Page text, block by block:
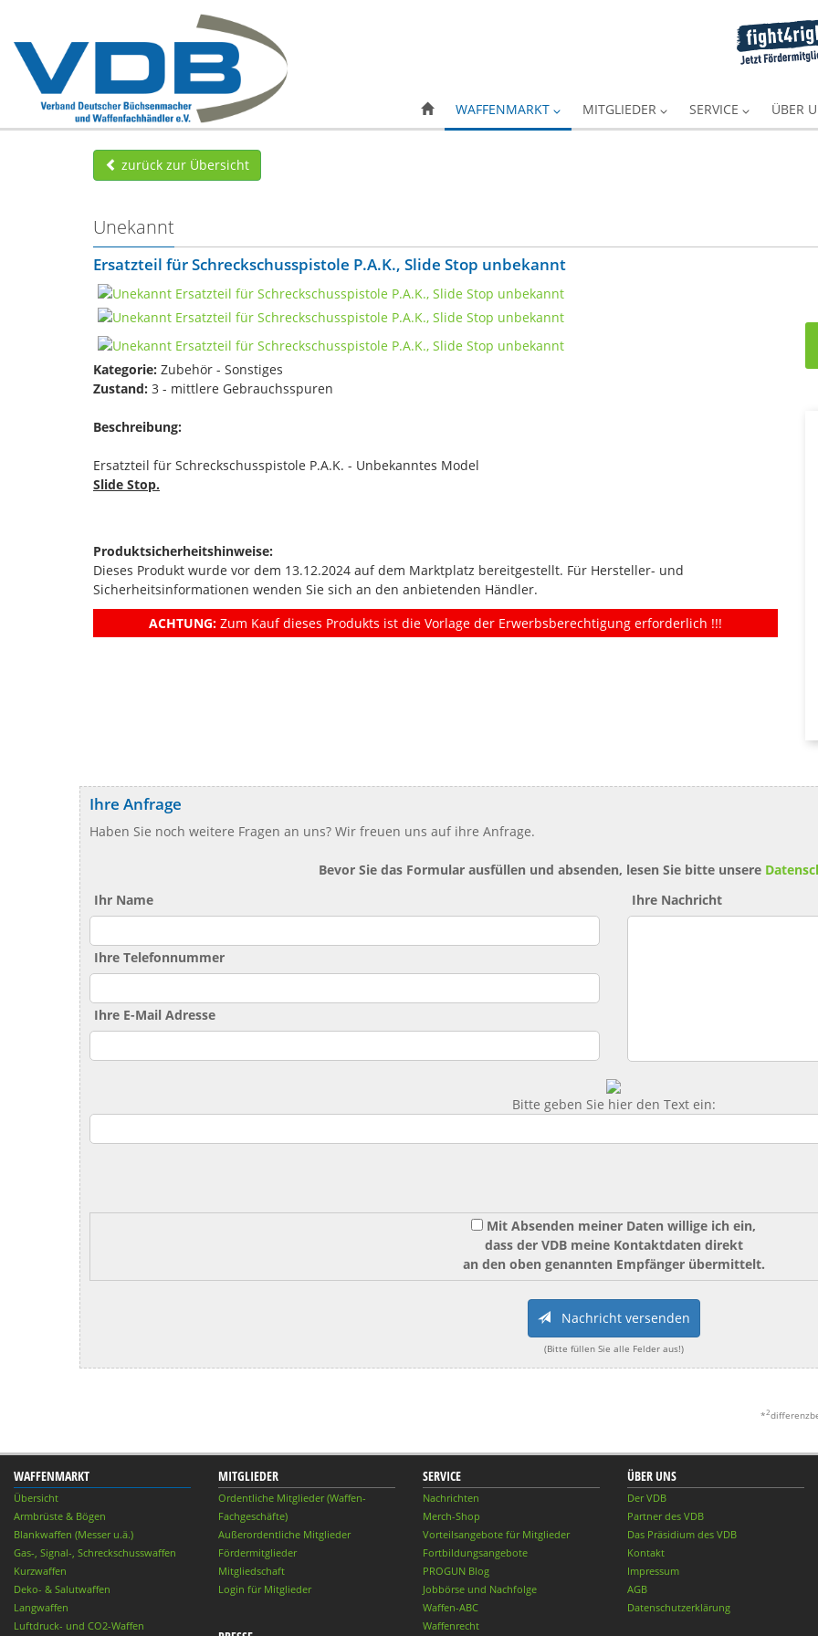
WAFFENMARKT MITGLIEDER SERVICE ÜBER
zurück zur Übersicht
Unekannt
Ersatzteil für Schreckschusspistole P.A.K., Slide Stop unbekannt
Kategorie: Zubehör - Sonstiges
Zustand: 3 - mittlere Gebrauchsspuren
Beschreibung:
Ersatzteil für Schreckschusspistole P.A.K. - Unbekanntes Model
Slide Stop.
Produktsicherheitshinweise:
Dieses Produkt wurde vor dem 13.12.2024 auf dem Marktplatz bereitgestellt. Für Hersteller- und
Sicherheitsinformationen wenden Sie sich an den anbietenden Händler.
ACHTUNG: Zum Kauf dieses Produkts ist die Vorlage der Erwerbsberechtigung erforderlich !!!
Ihre Anfrage
Haben Sie noch weitere Fragen an uns? Wir freuen uns auf ihre Anfrage.
Bevor Sie das Formular ausfüllen und absenden, lesen Sie bitte unsere
Ihr Name
Ihre Telefonnummer
Ihre E-Mail Adresse
Ihre Nachricht
Bitte geben Sie hier den Text ein:
Mit Absenden meiner Daten willige ich ein,
dass der VDB meine Kontaktdaten direkt
an den oben genannten Empfänger übermittelt.
Nachricht versenden
(Bitte füllen Sie alle Felder aus!)
*2
WAFFENMARKT
Übersicht
Armbrüste & Bögen
Blankwaffen (Messer u.ä.)
Gas-, Signal-, Schreckschusswaffen
Kurzwaffen
Deko- & Salutwaffen
Langwaffen
Luftdruck- und CO2-Waffen
MITGLIEDER
Ordentliche Mitglieder (Waffen-
Fachgeschäfte)
Außerordentliche Mitglieder
Fördermitglieder
Mitgliedschaft
Login für Mitglieder
SERVICE
Nachrichten
Merch-Shop
Vorteilsangebote für Mitglieder
Fortbildungsangebote
PROGUN Blog
Jobbörse und Nachfolge
Waffen-ABC
Waffenrecht
ÜBER UNS
Der VDB
Partner des VDB
Das Präsidium des VDB
Kontakt
Impressum
AGB
Datenschutzerklärung